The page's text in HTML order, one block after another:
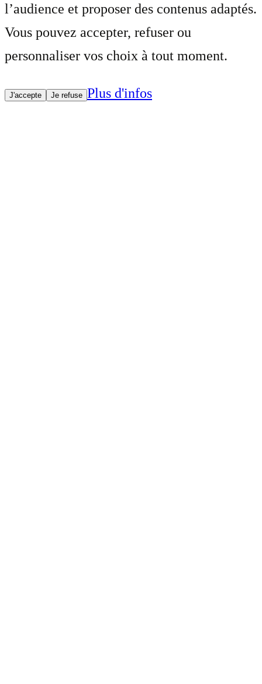
l’audience et proposer des contenus adaptés.
Vous pouvez accepter, refuser ou
personnaliser vos choix à tout moment.
J'accepte Je refuse Plus d'infos